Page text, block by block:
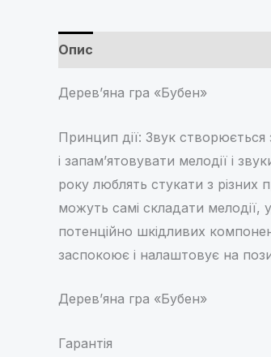
Опис
Дерев’яна гра «Бубен»
Принцип дії: Звук
і запам’ятовувати мелодії і
року люблять стукати з
можуть самі складати мелодії,
потенційно шкідливих
заспокоює і налаштовує на
Дерев’яна гра «Бубен»
Гарантія